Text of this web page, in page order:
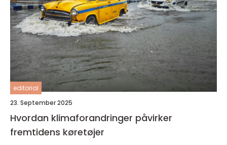
editorial
23. September 2025
Hvordan klimaforandringer påvirker
fremtidens køretøjer